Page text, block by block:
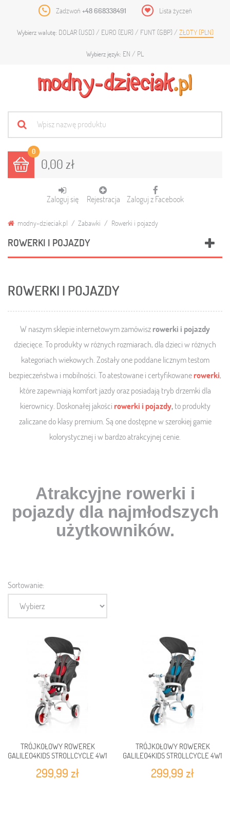
Zadzwoń +48 668338491 Lista życzeń
Wybierz walutę: DOLAR (USD) EURO (EUR) FUNT (GBP) ZŁOTY (PLN)
Wybierz język: EN PL
0
0,00 zł
Zaloguj się Rejestracja Zaloguj z Facebook
modny-dzieciak.pl Zabawki Rowerki i pojazdy
ROWERKI I POJAZDY
ROWERKI I POJAZDY
W naszym sklepie internetowym zamówiszrowerki i pojazdy
dziecięce. To produkty w różnych rozmiarach, dla dzieci w różnych
kategoriach wiekowych. Zostały one poddane licznym testom
bezpieczeństwa i mobilności. To atestowane i certyfikowanerowerki,
które zapewniają komfort jazdy oraz posiadają tryb drzemki dla
kierownicy. Doskonałej jakościrowerki i pojazdy,to produkty
zaliczane do klasy premium. Są one dostępne w szerokiej gamie
kolorystycznej i w bardzo atrakcyjnej cenie.
Atrakcyjne rowerki i
pojazdy dla najmłodszych
użytkowników.
Sortowanie:
TRÓJKOŁOWY ROWEREK
GALILEO4KIDS STROLLCYCLE 4W1
299,99 zł
TRÓJKOŁOWY ROWEREK
GALILEO4KIDS STROLLCYCLE 4W1
299,99 zł